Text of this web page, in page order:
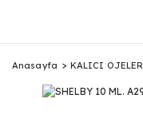
Anasayfa KALICI OJELER